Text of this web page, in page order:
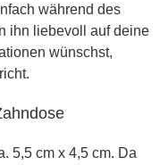
während des
ihn liebevoll auf deine
wünschst,
5,5 cm x 4,5 cm. Da